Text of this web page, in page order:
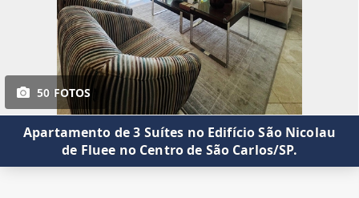
50 FOTOS
Apartamento de 3 Suítes no Edifício São Nicolau
de Fluee no Centro de São Carlos/SP.